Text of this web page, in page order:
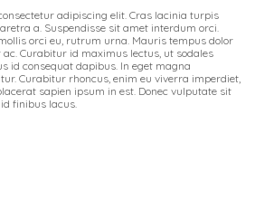
adipiscing elit. Cras lacinia turpis
a. Suspendisse sit amet interdum orci.
orci eu, rutrum urna. Mauris tempus dolor
Curabitur id maximus lectus, ut sodales
id consequat dapibus. In eget magna
Curabitur rhoncus, enim eu viverra imperdiet,
sapien ipsum in est. Donec vulputate sit
finibus lacus.